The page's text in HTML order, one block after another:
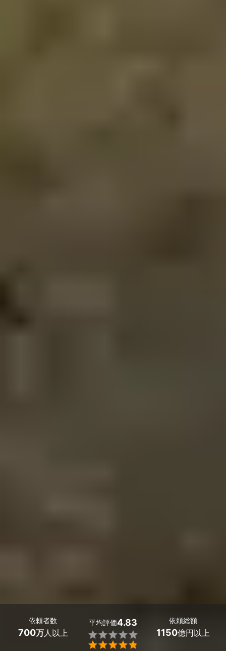
依頼者数
700万人以上
平均評価4.83


依頼総額
1150億円以上